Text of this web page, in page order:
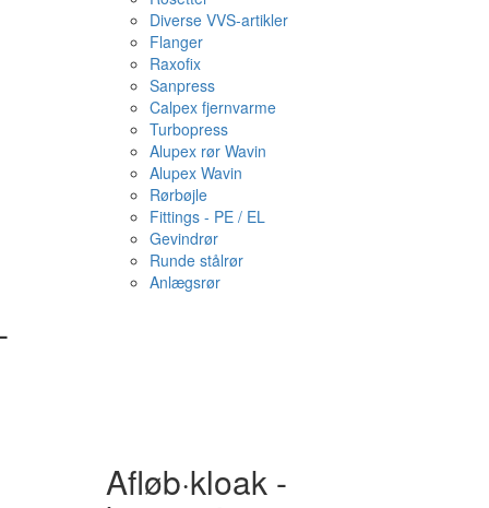
Diverse VVS-artikler
Flanger
Raxofix
Sanpress
Calpex fjernvarme
Turbopress
Alupex rør Wavin
Alupex Wavin
Rørbøjle
Fittings - PE / EL
Gevindrør
Runde stålrør
Anlægsrør
Afløb·kloak -